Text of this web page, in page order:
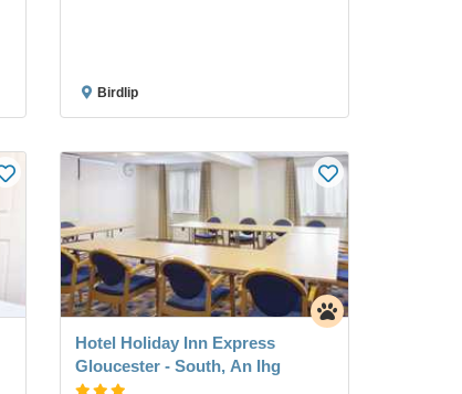
Birdlip
Hotel Holiday Inn Express
Gloucester - South, An Ihg